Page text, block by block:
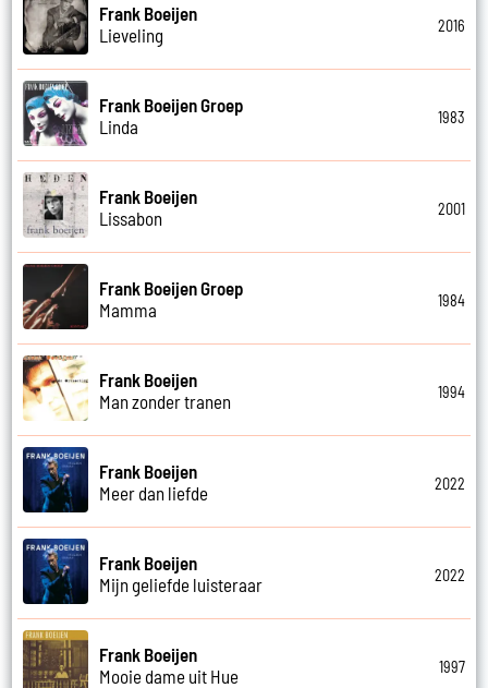
Frank Boeijen
Lieveling
2016
Frank Boeijen Groep
Linda
1983
Frank Boeijen
Lissabon
2001
Frank Boeijen Groep
Mamma
1984
Frank Boeijen
Man zonder tranen
1994
Frank Boeijen
Meer dan liefde
2022
Frank Boeijen
Mijn geliefde luisteraar
2022
Frank Boeijen
Mooie dame uit Hue
1997